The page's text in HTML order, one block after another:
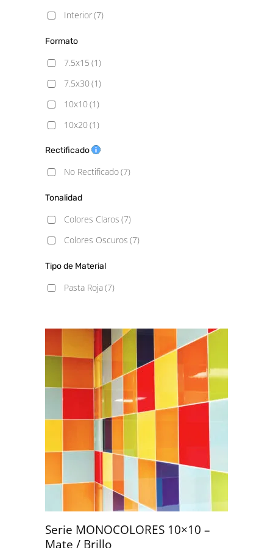
Interior(7)
Formato
7.5x15 (1)
7.5x30 (1)
10x10 (1)
10x20 (1)
10x30 (1)
15x15
(1)
Rectificado
No Rectificado(7)
Tonalidad
Colores Claros (7)
Colores Oscuros (7)
Tipo de Material
Pasta Roja(7)
Serie MONOCOLORES 10×10 –
Mate / Brillo